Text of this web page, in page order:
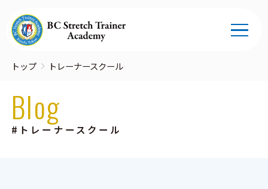
トップ トレーナースクール
#トレーナースクール
Blog